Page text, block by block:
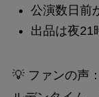
公演数日前
出品は夜21
💡 ファンの声